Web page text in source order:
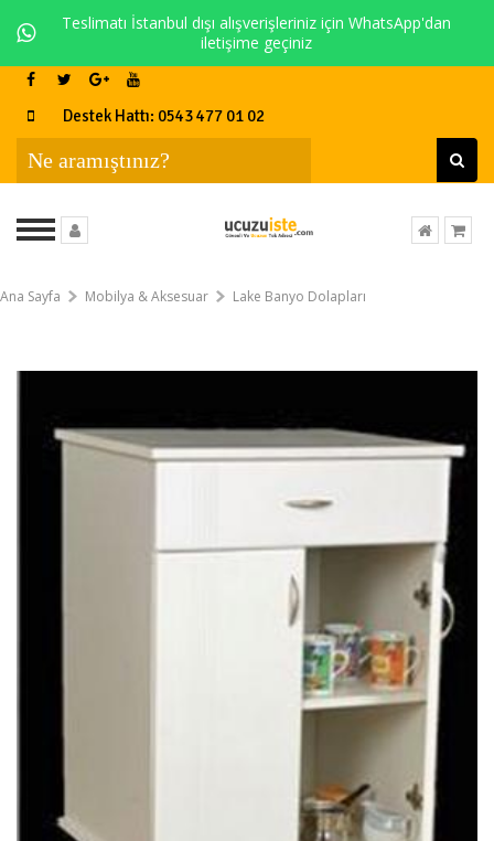
Teslimatı İstanbul dışı alışverişleriniz için WhatsApp'dan
iletişime geçiniz
Destek Hattı: 0543 477 01 02
Ana Sayfa Mobilya & Aksesuar Lake Banyo Dolapları